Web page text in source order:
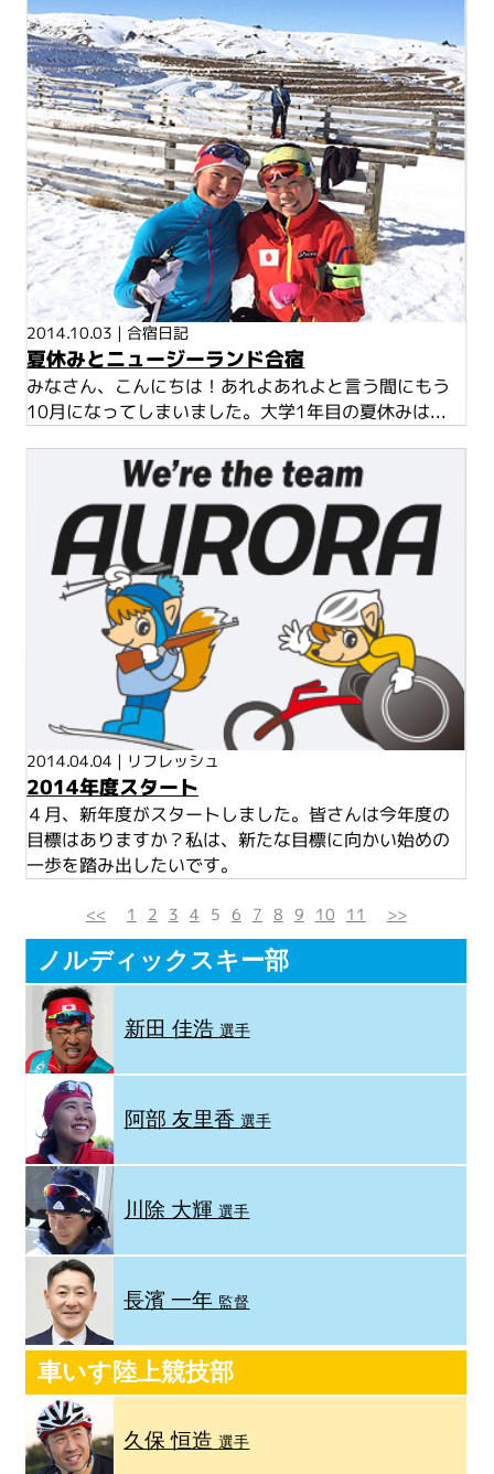
2014.10.03 | 合宿日記
夏休みとニュージーランド合宿
みなさん、こんにちは！あれよあれよと言う間にもう
10月になってしまいました。大学1年目の夏休みは...
2014.04.04 | リフレッシュ
2014年度スタート
４月、新年度がスタートしました。皆さんは今年度の
目標はありますか？私は、新たな目標に向かい始めの
一歩を踏み出したいです。
<< 1 2 3 4 5 6 7 8 9 10 11 >>
ノルディックスキー部
新田 佳浩 選手
阿部 友里香 選手
川除 大輝選手
長濱 一年 監督
車いす陸上競技部
久保 恒造選手